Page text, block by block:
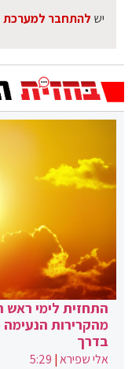
יש להתחבר למערכת
התחזית לימי
מהקרירות הנעימה
בדרך
אלי שפירא|
5:29